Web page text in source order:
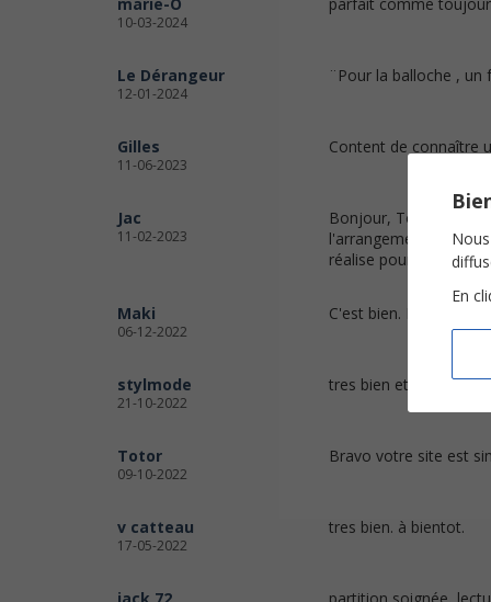
10-03-2024
Le Dérangeur
12-01-2024
¨Pour la balloche ,
Gilles
11-06-2023
Content de connaître
Jac
11-02-2023
Bonjour, Toutes les
l'arrangement piano,
réalise pour mes
Maki
06-12-2022
C'est bien. Merci
stylmode
21-10-2022
tres bien et merci
Totor
09-10-2022
Bravo votre site est
v catteau
17-05-2022
tres bien. à bientot.
En